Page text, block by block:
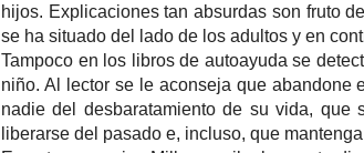
hijos. Explicaciones tan absurdas son fruto
se ha situado del lado de los adultos y en
Tampoco en los libros de autoayuda se
niño. Al lector se le aconseja que abandone
nadie del desbaratamiento de su vida, que
liberarse del pasado e, incluso, que